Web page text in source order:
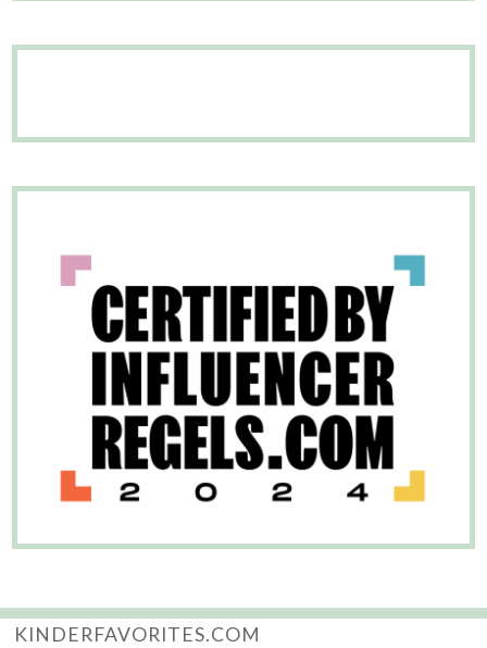
KINDERFAVORITES.COM